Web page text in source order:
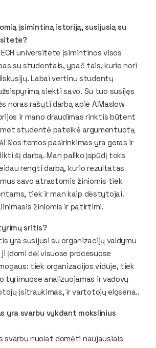
įsimintiną istoriją, susijusią su
universitete įsimintinos visos
su studentais, ypač tais, kurie nori
Labai vertinu studentų
siekti savo. Su tuo susijęs
noras rašyti darbą apie A.Maslow
ir mano draudimas rinktis būtent
studentė pateikė argumentuotą
šios temos pasirinkimas yra geras ir
šį darbą. Man paliko įspūdį toks
rengti darbą, kurio rezultatas
savo atrastomis žiniomis tiek
tiek ir man kaip dėstytojai.
žiniomis ir patirtimi.
sritis?
yra susijusi su organizacijų valdymu
įdomi dėl visuose procesuose
tiek organizacijos viduje, tiek
tyrimuose analizuojamas ir vadovų
įsitraukimas, ir vartotojų elgsena..
yra svarbu vykdant mokslinius
svarbu nuolat domėti naujausiais